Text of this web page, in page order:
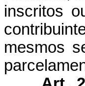
inscritos
mesmos